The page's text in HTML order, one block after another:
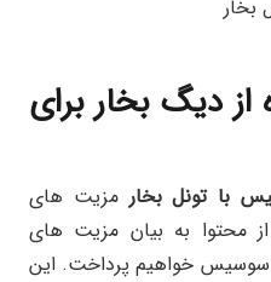
دیگ بخار برای
با تونل بخارمزیت های
محتوا به بیان مزیت های
سوسیس خواهیم پرداخت. این